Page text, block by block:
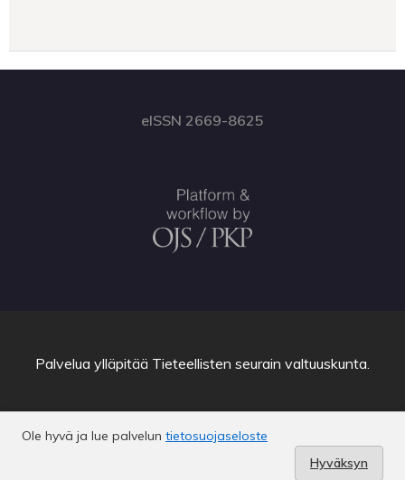
eISSN 2669-8625
Ole hyvä ja lue palvelun tietosuojaseloste
Hyväksyn
Palvelua ylläpitää Tieteellisten seurain valtuuskunta.